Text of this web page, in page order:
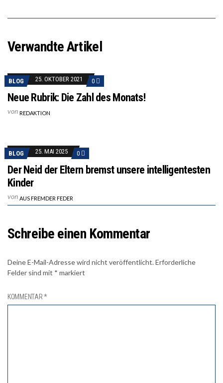
Verwandte Artikel
BLOG 25. OKTOBER 2021 0
Neue Rubrik: Die Zahl des Monats!
von REDAKTION
BLOG 25. MAI 2025 0
Der Neid der Eltern bremst unsere intelligentesten
Kinder
von AUS FREMDER FEDER
Schreibe einen Kommentar
Deine E-Mail-Adresse wird nicht veröffentlicht.Erforderliche
Felder sind mit * markiert
KOMMENTAR*